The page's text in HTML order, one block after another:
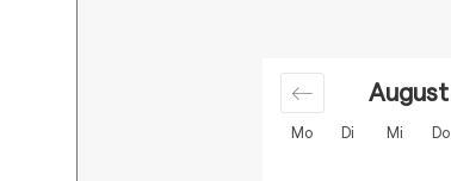
Mo Di Mi Do
August